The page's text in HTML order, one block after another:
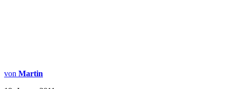
von Martin